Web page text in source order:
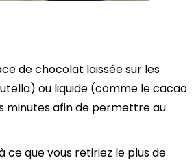
de chocolat laissée sur les
ou liquide (comme le cacao
minutes afin de permettre au
ce que vous retiriez le plus de